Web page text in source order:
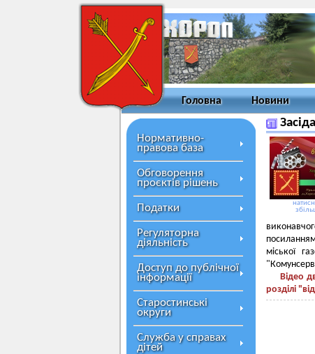
Головна Новини
Нормативно-
правова база
Обговорення
проєктів рішень
Податки
Регуляторна
діяльність
Доступ до публічної
інформації
Старостинські
округи
Служба у справах
дітей
міської
Відео
розділі